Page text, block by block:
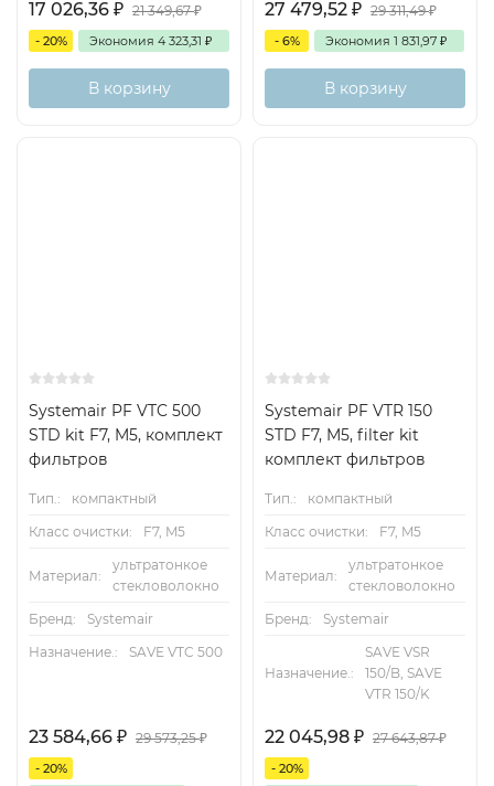
17 026,36 ₽ 21 349,67₽
- 20% Экономия 4 323,31 ₽
В корзину
27 479,52 ₽ 29 311,49₽
- 6% Экономия 1 831,97 ₽
В корзину
Systemair PF VTC 500
STD kit F7, M5, комплект
фильтров
Тип.:
компактный
Класс очистки:
F7, M5
Материал:
ультратонкое
стекловолокно
Бренд:
Systemair
Назначение.:
SAVE VTC 500
23 584,66 ₽ 29 573,25₽
- 20%
Systemair PF VTR 150
STD F7, M5, filter kit
комплект фильтров
Тип.:
компактный
Класс очистки:
F7, M5
Материал:
ультратонкое
стекловолокно
Бренд:
Systemair
Назначение.:
SAVE VSR
150/B, SAVE
VTR 150/K
22 045,98 ₽ 27 643,87₽
- 20%